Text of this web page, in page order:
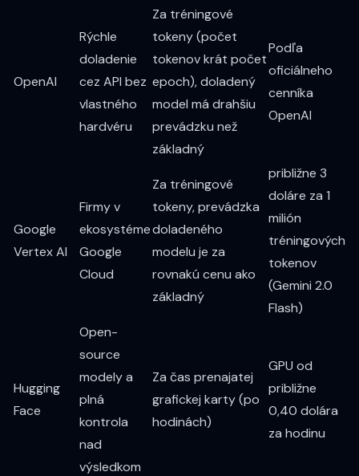
OpenAI
Rýchle
doladenie
cez API bez
vlastného
hardvéru
Za tréningové
tokeny (počet
tokenov krát počet
epoch), doladený
model má drahšiu
prevádzku než
základný
Podľa
oficiálneho
cenníka
OpenAI
Google
Vertex AI
Firmy v
ekosystéme
Google
Cloud
Za tréningové
tokeny, prevádzka
doladeného
modelu je za
rovnakú cenu ako
základný
približne 3
doláre za 1
milión
tréningových
tokenov
(Gemini 2.0
Flash)
Hugging
Face
Open-
source
modely a
plná
kontrola
nad
výsledkom
Za čas prenajatej
grafickej karty (po
hodinách)
GPU od
približne
0,40 dolára
za hodinu